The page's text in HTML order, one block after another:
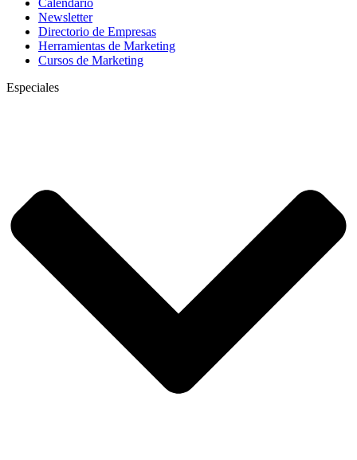
Calendario
Newsletter
Directorio de Empresas
Herramientas de Marketing
Cursos de Marketing
Especiales